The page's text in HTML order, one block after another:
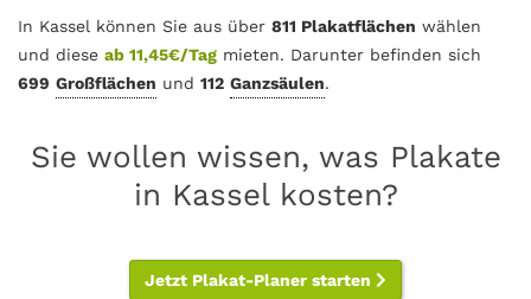
In Kassel können Sie aus über 811 Plakatflächen wählen
und diese ab 11,45€/Tag mieten. Darunter befinden sich
699 Großflächen und 112 Ganzsäulen.
Sie wollen wissen, was Plakate
in Kassel kosten?
Jetzt Plakat-Planer starten